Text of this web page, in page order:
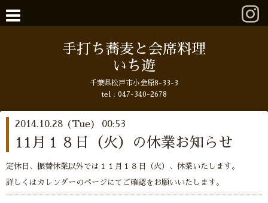
手打ち蕎麦と会席料理
いち遊
千葉県松戸市小金原8-33-3
tel : 047-340-2678
2014.10.28 (Tue) 00:53
11月１８日（火）の休業お知らせ
定休日、振替休業以外では１１月１８日（火）、休業いたします。
詳しくはカレンダーのページにてご確認をお願いいたします。